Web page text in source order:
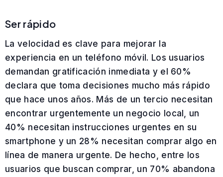
Ser rápido
La velocidad es clave para mejorar la
experiencia en un teléfono móvil. Los usuarios
demandan gratificación inmediata y el 60%
declara que toma decisiones mucho más rápido
que hace unos años. Más de un tercio necesitan
encontrar urgentemente un negocio local, un
40% necesitan instrucciones urgentes en su
smartphone y un 28% necesitan comprar algo en
línea de manera urgente. De hecho, entre los
usuarios que buscan comprar, un 70% abandona